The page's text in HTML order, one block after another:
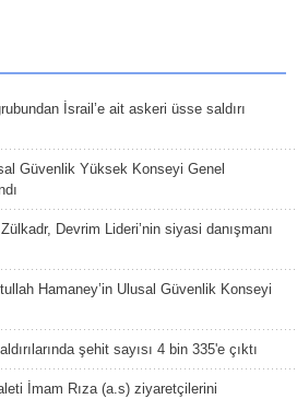
İsrail’e ait askeri üsse saldırı
Güvenlik Yüksek Konseyi Genel
Devrim Lideri’nin siyasi danışmanı
Hamaney’in Ulusal Güvenlik Konseyi
şehit sayısı 4 bin 335'e çıktı
İmam Rıza (a.s) ziyaretçilerini